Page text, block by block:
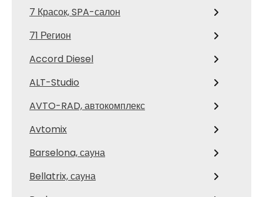
7 Красок, SPA-салон
71 Регион
Accord Diesel
ALT-Studio
AVTO-RAD, автокомплекс
Avtomix
Barselona, сауна
Bellatrix, сауна